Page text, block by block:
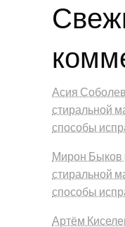
Асия
стиральной
способы
Мирон Быков
стиральной
способы
Артём